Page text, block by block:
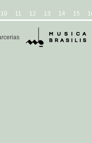
10 11 12 13 14 15